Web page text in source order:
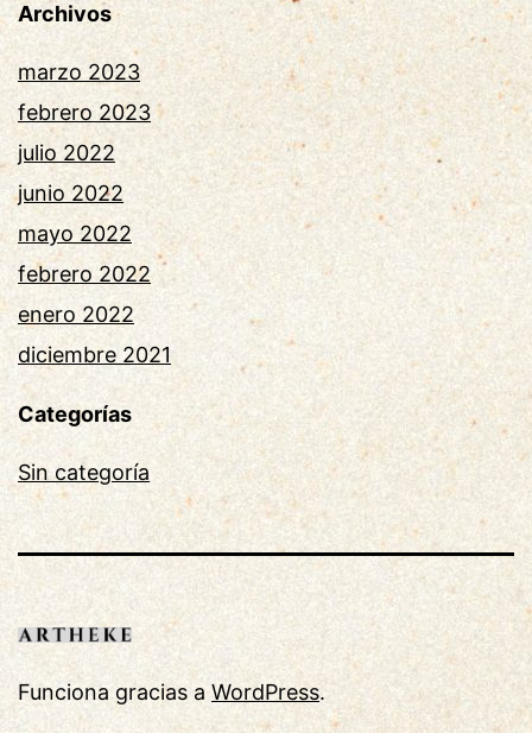
Archivos
marzo 2023
febrero 2023
julio 2022
junio 2022
mayo 2022
febrero 2022
enero 2022
diciembre 2021
Categorías
Sin categoría
Funciona gracias a WordPress.